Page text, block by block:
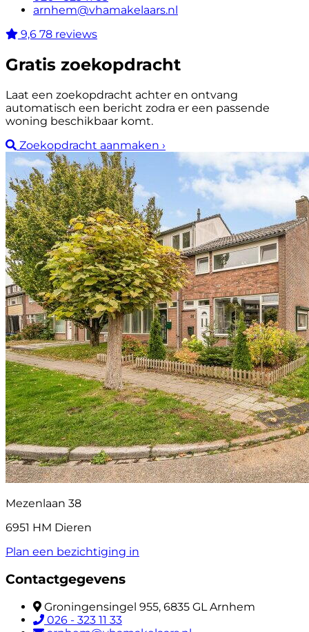
arnhem@vhamakelaars.nl
9,6 78 reviews
Gratis zoekopdracht
Laat een zoekopdracht achter en ontvang
automatisch een bericht zodra er een passende
woning beschikbaar komt.
Zoekopdracht aanmaken ›
Mezenlaan 38
6951 HM Dieren
Plan een bezichtiging in
Contactgegevens
Groningensingel 955, 6835 GL Arnhem
026 - 323 11 33